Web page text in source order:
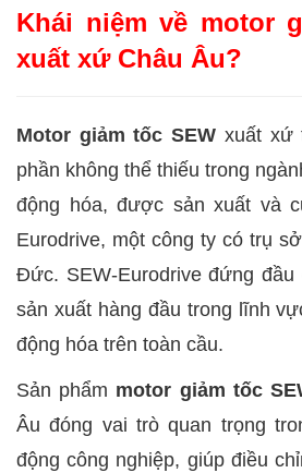
Khái niệm về motor
xuất xứ Châu Âu?
Motor giảm tốc SEW xuất xứ
phần không thể thiếu trong
động hóa, được sản xuất và
Eurodrive, một công ty có trụ
Đức. SEW-Eurodrive đứng đầu
sản xuất hàng đầu trong lĩnh
động hóa trên toàn cầu.
Sản phẩm motor giảm tốc
Âu đóng vai trò quan trọng
động công nghiệp, giúp điều